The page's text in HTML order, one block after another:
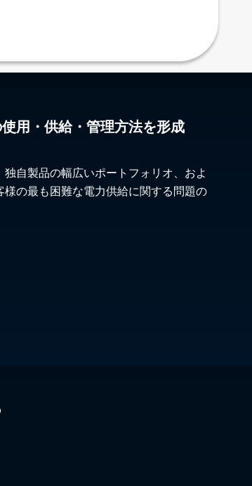
用・供給・管理方法を形成
自製品の幅広いポートフォリオ、およ
の最も困難な電力供給に関する問題の